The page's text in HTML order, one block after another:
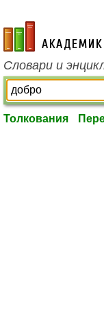
academic.ru
Словари и
Толкования